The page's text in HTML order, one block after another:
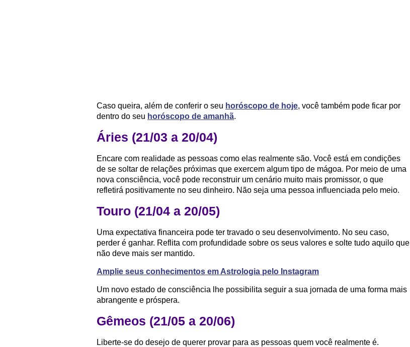
Caso queira, além de conferir o seu horóscopo de hoje, você também pode ficar por
dentro do seu horóscopo de amanhã.
Áries (21/03 a 20/04)
Encare com realidade as pessoas como elas realmente são. Você está em condições
de se soltar de relações próximas que exercem algum tipo de mágoa. Por meio de uma
nova consciência, você pode reconstruir um cenário muito mais promissor, o que
refletirá positivamente no seu dinheiro. Não seja uma pessoa influenciada pelo meio.
Touro (21/04 a 20/05)
Uma expectativa financeira pode ter travado o seu desenvolvimento. No seu caso,
perder é ganhar. Reflita com profundidade sobre os seus valores e solte tudo aquilo que
não deve mais ser mantido.
Amplie seus conhecimentos em Astrologia pelo Instagram
Um novo estado de consciência lhe possibilita seguir a sua jornada de uma forma mais
abrangente e próspera.
Gêmeos (21/05 a 20/06)
Liberte-se do desejo de querer provar para as pessoas quem você realmente é.